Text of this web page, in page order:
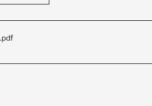
.pdf